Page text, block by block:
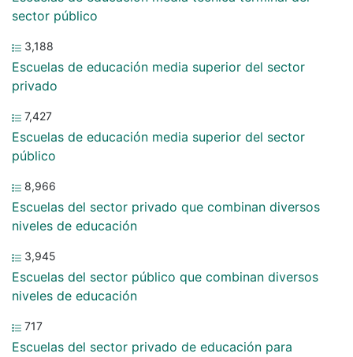
sector público
3,188
Escuelas de educación media superior del sector
privado
7,427
Escuelas de educación media superior del sector
público
8,966
Escuelas del sector privado que combinan diversos
niveles de educación
3,945
Escuelas del sector público que combinan diversos
niveles de educación
717
Escuelas del sector privado de educación para